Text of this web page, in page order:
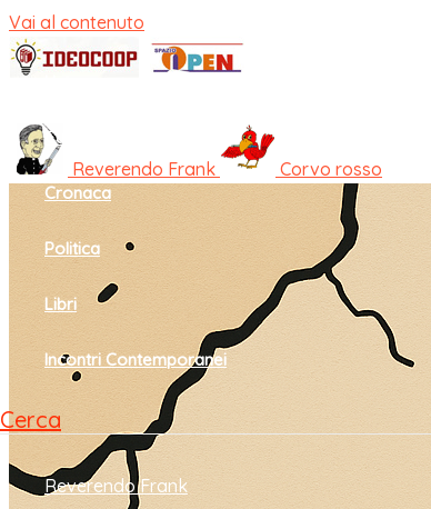
Vai al contenuto
Cultura e società
Cronaca
Politica
Libri
Incontri Contemporanei
Cerca
Reverendo Frank
Reverendo Frank Corvo rosso